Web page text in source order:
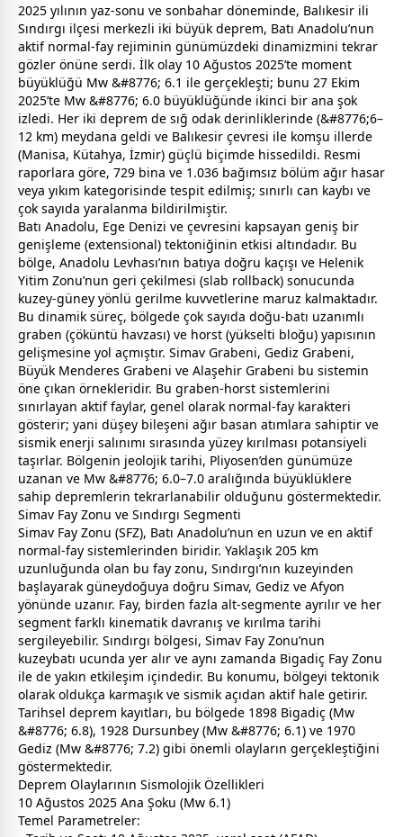
2025 yılının yaz-sonu ve sonbahar döneminde, Balıkesir ili
Sındırgı ilçesi merkezli iki büyük deprem, Batı Anadolu’nun
aktif normal-fay rejiminin günümüzdeki dinamizmini tekrar
gözler önüne serdi. İlk olay 10 Ağustos 2025’te moment
büyüklüğü Mw &#8776; 6.1 ile gerçekleşti; bunu 27 Ekim
2025’te Mw &#8776; 6.0 büyüklüğünde ikinci bir ana şok
izledi. Her iki deprem de sığ odak derinliklerinde (&#8776;6–
12 km) meydana geldi ve Balıkesir çevresi ile komşu illerde
(Manisa, Kütahya, İzmir) güçlü biçimde hissedildi. Resmi
raporlara göre, 729 bina ve 1.036 bağımsız bölüm ağır hasar
veya yıkım kategorisinde tespit edilmiş; sınırlı can kaybı ve
çok sayıda yaralanma bildirilmiştir.
Batı Anadolu, Ege Denizi ve çevresini kapsayan geniş bir
genişleme (extensional) tektoniğinin etkisi altındadır. Bu
bölge, Anadolu Levhası’nın batıya doğru kaçışı ve Helenik
Yitim Zonu’nun geri çekilmesi (slab rollback) sonucunda
kuzey-güney yönlü gerilme kuvvetlerine maruz kalmaktadır.
Bu dinamik süreç, bölgede çok sayıda doğu-batı uzanımlı
graben (çöküntü havzası) ve horst (yükselti bloğu) yapısının
gelişmesine yol açmıştır. Simav Grabeni, Gediz Grabeni,
Büyük Menderes Grabeni ve Alaşehir Grabeni bu sistemin
öne çıkan örnekleridir. Bu graben-horst sistemlerini
sınırlayan aktif faylar, genel olarak normal-fay karakteri
gösterir; yani düşey bileşeni ağır basan atımlara sahiptir ve
sismik enerji salınımı sırasında yüzey kırılması potansiyeli
taşırlar. Bölgenin jeolojik tarihi, Pliyosen’den günümüze
uzanan ve Mw &#8776; 6.0–7.0 aralığında büyüklüklere
sahip depremlerin tekrarlanabilir olduğunu göstermektedir.
Simav Fay Zonu ve Sındırgı Segmenti
Simav Fay Zonu (SFZ), Batı Anadolu’nun en uzun ve en aktif
normal-fay sistemlerinden biridir. Yaklaşık 205 km
uzunluğunda olan bu fay zonu, Sındırgı’nın kuzeyinden
başlayarak güneydoğuya doğru Simav, Gediz ve Afyon
yönünde uzanır. Fay, birden fazla alt-segmente ayrılır ve her
segment farklı kinematik davranış ve kırılma tarihi
sergileyebilir. Sındırgı bölgesi, Simav Fay Zonu’nun
kuzeybatı ucunda yer alır ve aynı zamanda Bigadiç Fay Zonu
ile de yakın etkileşim içindedir. Bu konumu, bölgeyi tektonik
olarak oldukça karmaşık ve sismik açıdan aktif hale getirir.
Tarihsel deprem kayıtları, bu bölgede 1898 Bigadiç (Mw
&#8776; 6.8), 1928 Dursunbey (Mw &#8776; 6.1) ve 1970
Gediz (Mw &#8776; 7.2) gibi önemli olayların gerçekleştiğini
göstermektedir.
Deprem Olaylarının Sismolojik Özellikleri
10 Ağustos 2025 Ana Şoku (Mw 6.1)
Temel Parametreler: